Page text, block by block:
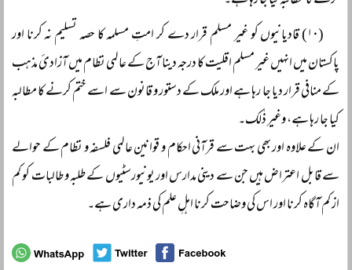
(۱۰) قادیانیوں کو غیر مسلم قرار دے کر امتِ مسلمہ کا حصہ تسلیم نہ کرنا اور
پاکستان میں انہیں غیر مسلم اقلیت کا درجہ دینا آج کے عالمی نظام میں آزادئ مذہب
کے منافی قرار دیا جا رہا ہے اور ملک کے دستور و قانون سے اسے ختم کرنے کا مطالبہ
کیا جا رہا ہے، وغیر ذٰلک۔
ان کے علاوہ اور بھی بہت سے قرآنی احکام و قوانین عالمی فلسفہ و نظام کے حوالے
سے قابل اعتراض ہیں جن سے دینی مدارس اور یونیورسٹیوں کے طلبہ و طالبات کو کم
از کم آگاہ کرنا اور اس کی وضاحت کرنا اہلِ علم کی ذمہ داری ہے۔